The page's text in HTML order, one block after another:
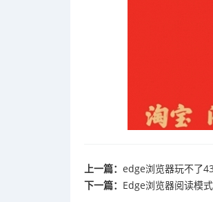
上一篇： edge浏览器玩不了
下一篇： Edge浏览器阅读模